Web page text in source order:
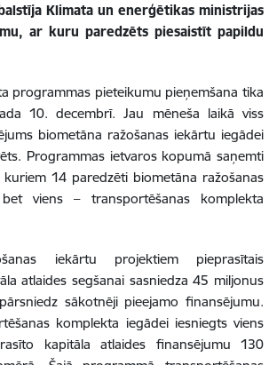
Klimata un enerģētikas ministrijas
ar kuru paredzēts piesaistīt papildu
programmas pieteikumu pieņemšana tika
10. decembrī. Jau mēneša laikā viss
biometāna ražošanas iekārtu iegādei
Programmas ietvaros kopumā saņemti
14 paredzēti biometāna ražošanas
viens – transportēšanas komplekta
iekārtu projektiem pieprasītais
atlaides segšanai sasniedza 45 miljonus
sākotnēji pieejamo finansējumu.
komplekta iegādei iesniegts viens
kapitāla atlaides finansējumu 130